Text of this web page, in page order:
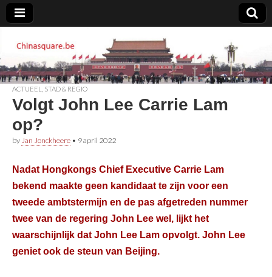
Chinasquare.be
ACTUEEL STAD & REGIO
Volgt John Lee Carrie Lam
op?
by Jan Jonckheere • 9 april 2022
Nadat Hongkongs Chief Executive Carrie Lam
bekend maakte geen kandidaat te zijn voor een
tweede ambtstermijn en de pas afgetreden nummer
twee van de regering John Lee wel, lijkt het
waarschijnlijk dat John Lee Lam opvolgt. John Lee
geniet ook de steun van Beijing.